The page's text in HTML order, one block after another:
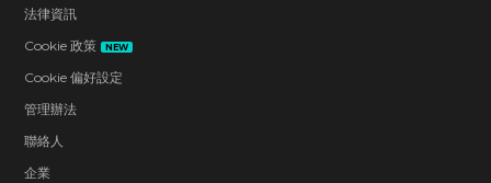
法律資訊
Cookie 政策
NEW
Cookie 偏好設定
管理辦法
聯絡人
企業